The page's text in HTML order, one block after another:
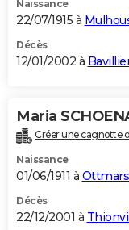
Naissance
22/07/1915 à
Décès
12/01/2002 à
Maria
Créer une cagnotte
Naissance
01/06/1911 à
Décès
22/12/2001 à